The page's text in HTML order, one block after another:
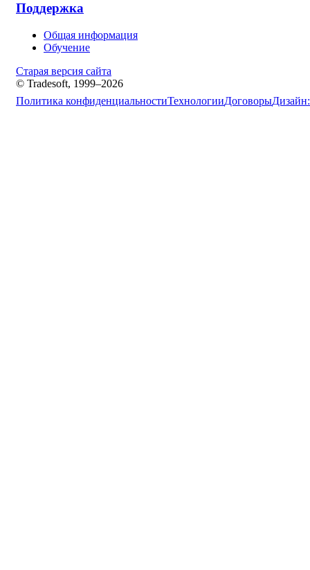
Поддержка
Общая информация
Обучение
Старая версия сайта
© Tradesoft, 1999–2026
Политика конфиденциальностиТехнологииДоговорыДизайн: